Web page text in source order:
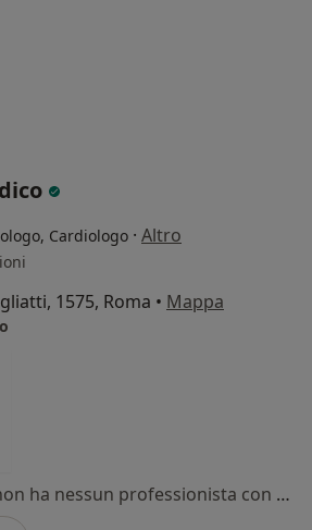
Cardiologo · Altro
1575, Roma • Mappa
Questo centro non ha nessun professionista con date disponibili